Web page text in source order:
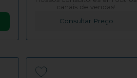
canais de vendas!
Consultar Preço